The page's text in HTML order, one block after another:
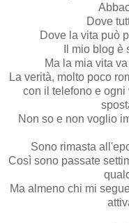
Dove
Dove la vita può
Il mio blog
Ma la mia vita
La verità, molto poco
con il telefono e
Non so e non voglio
Sono rimasta
Così sono passate
Ma almeno chi mi